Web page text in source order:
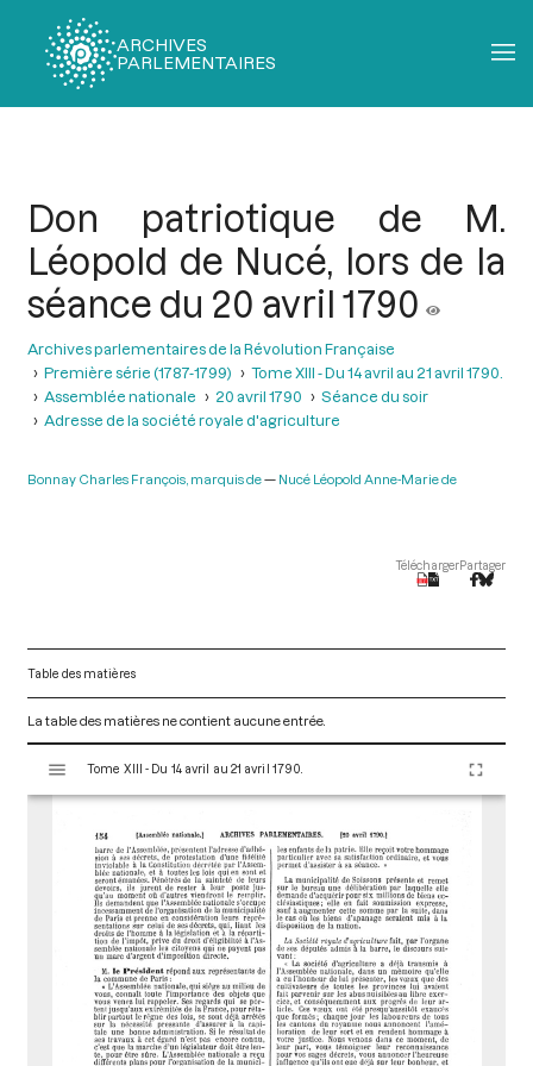
ARCHIVES
PARLEMENTAIRES
Don patriotique de M.
Léopold de Nucé, lors de la
séance du 20 avril 1790
Archives parlementaires de la Révolution Française
Première série (1787-1799)
Tome XIII - Du 14 avril au 21 avril 1790.
Assemblée nationale
20 avril 1790
Séance du soir
Adresse de la société royale d'agriculture
Bonnay Charles François, marquis de Nucé Léopold Anne-Marie de
TéléchargerPartager
Table des matières
La table des matières ne contient aucune entrée.
s
Tome XIII - Du 14 avril au 21 avril 1790.